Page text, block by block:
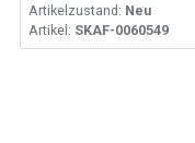
Artikelzustand: Neu
Artikel: SKAF-0060549